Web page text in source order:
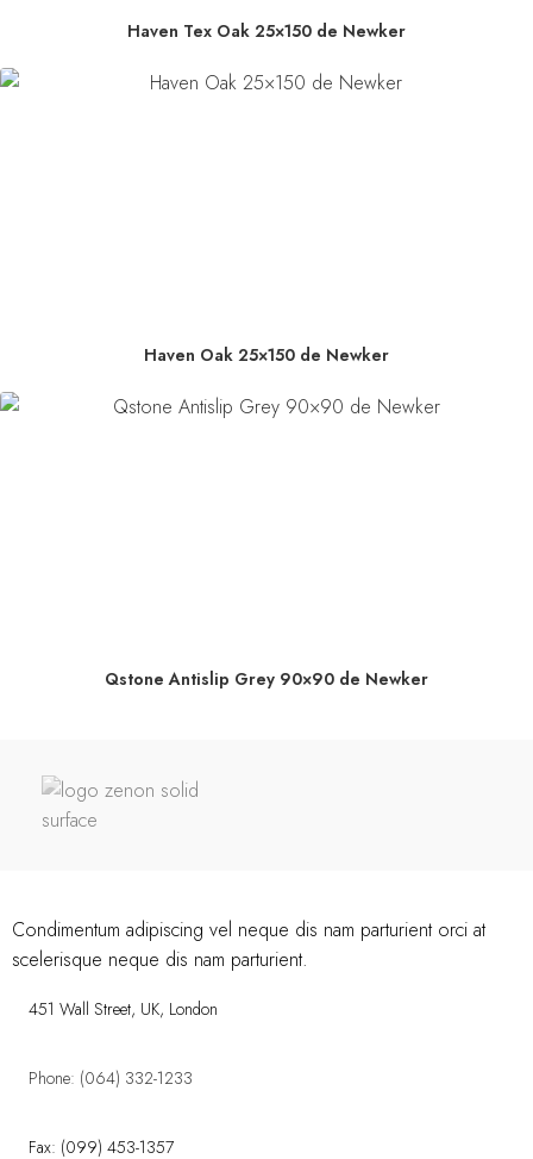
Haven Tex Oak 25×150 de Newker
Haven Oak 25×150 de Newker
Qstone Antislip Grey 90×90 de Newker
Condimentum adipiscing vel neque dis nam parturient orci at
scelerisque neque dis nam parturient.
451 Wall Street, UK, London
Phone: (064) 332-1233
Fax: (099) 453-1357